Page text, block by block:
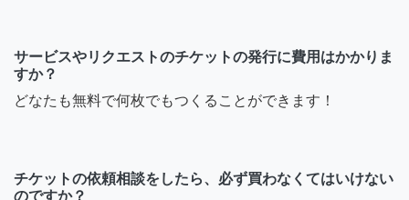
サービスやリクエストのチケットの発行に費用はかかりま
すか？
どなたも無料で何枚でもつくることができます！
チケットの依頼相談をしたら、必ず買わなくてはいけない
のですか？